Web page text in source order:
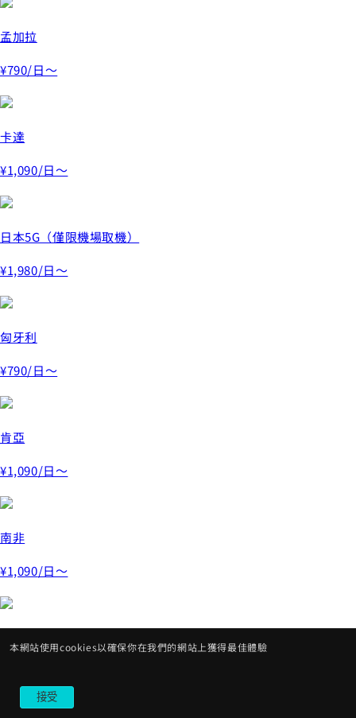
本網站使用cookies以確保你在我們的網站上獲得最佳體驗
接受
孟加拉
¥790/日～
卡達
¥1,090/日～
日本5G（僅限機場取機）
¥1,980/日～
匈牙利
¥790/日～
肯亞
¥1,090/日～
南非
¥1,090/日～